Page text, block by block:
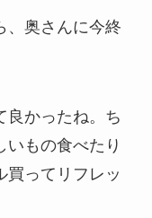
奥さんに今終
かったね。ち
いもの食べたり
買ってリフレッ